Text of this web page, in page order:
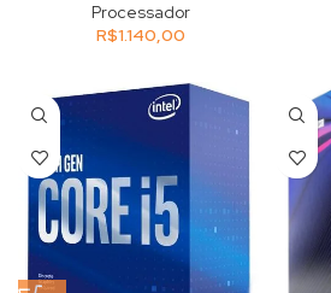
Processador
R$1.140,00